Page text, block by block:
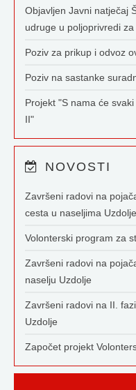
Objavljen Javni natječaj
udruge u poljoprivredi
Poziv za prikup i odvoz
Poziv na sastanke
Projekt "S nama će
II"
NOVOSTI
Završeni radovi na
cesta u naseljima
Volonterski program za
Završeni radovi na
naselju Uzdolje
Završeni radovi na II.
Uzdolje
Započet projekt